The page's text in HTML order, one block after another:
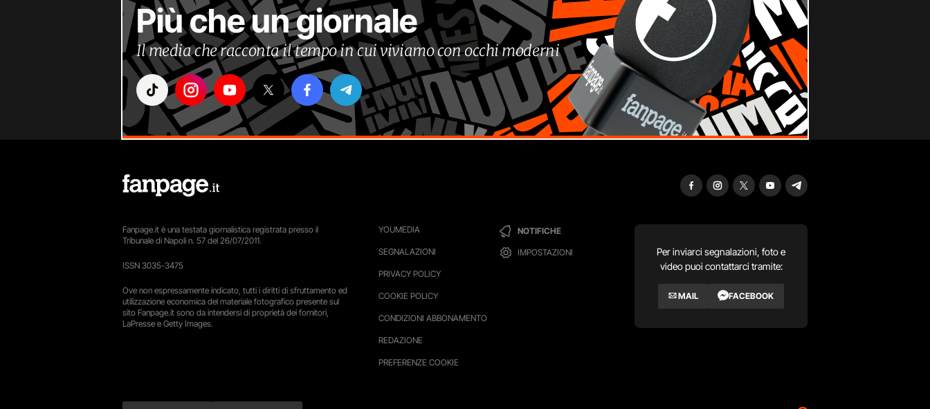
Più che un giornale
Il media che racconta il tempo in cui viviamo con occhi moderni
YOUMEDIA
SEGNALAZIONI
PRIVACY POLICY
COOKIE POLICY
CONDIZIONI ABBONAMENTO
REDAZIONE
PREFERENZE COOKIE
NOTIFICHE
IMPOSTAZIONI
Per inviarci segnalazioni, foto e
video puoi contattarci tramite:
MAIL FACEBOOK
Fanpage.it è una testata giornalistica registrata presso il
Tribunale di Napoli n. 57 del 26/07/2011.
ISSN 3035-3475
Ove non espressamente indicato, tutti i diritti di sfruttamento ed
utilizzazione economica del materiale fotografico presente sul
sito Fanpage.it sono da intendersi di proprietà dei fornitori,
LaPresse e Getty Images.